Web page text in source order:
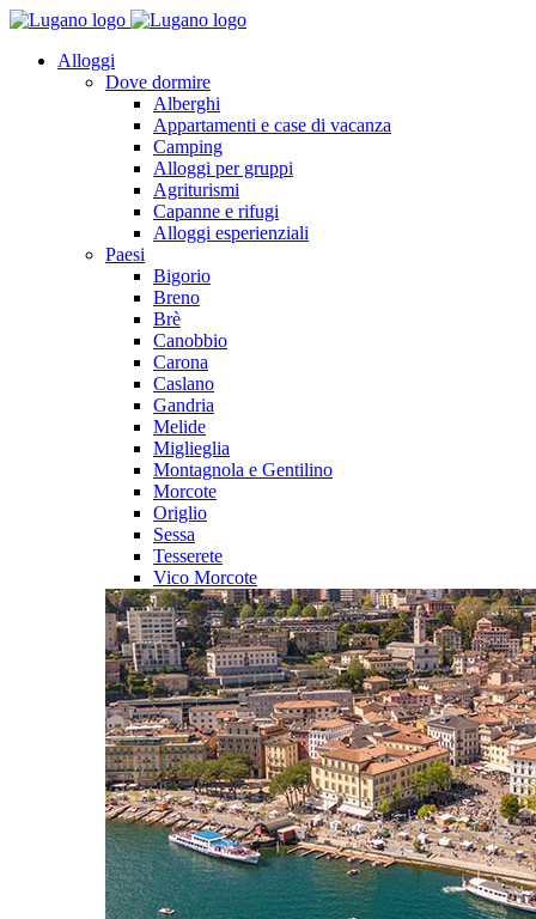
Alloggi
Dove dormire
Alberghi
Appartamenti e case di vacanza
Camping
Alloggi per gruppi
Agriturismi
Capanne e rifugi
Alloggi esperienziali
Paesi
Bigorio
Breno
Brè
Canobbio
Carona
Caslano
Gandria
Melide
Miglieglia
Montagnola e Gentilino
Morcote
Origlio
Sessa
Tesserete
Vico Morcote